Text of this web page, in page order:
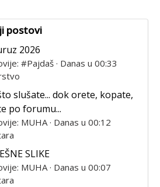
postovi
2026
#Pajdaš Danas u 00:33
slušate... dok orete, kopate,
po forumu...
MUHA
Danas u 00:12
SLIKE
MUHA
Danas u 00:07